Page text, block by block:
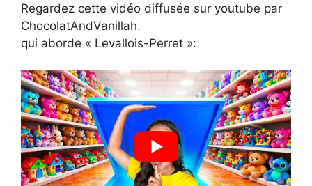
Regardez cette vidéo diffusée sur youtube par
ChocolatAndVanillah.
qui aborde « Levallois-Perret »: